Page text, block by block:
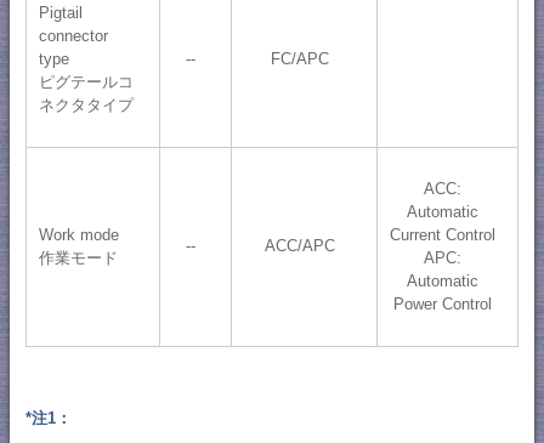
Pigtail
connector
type
ピグテールコ
ネクタタイプ
-- FC/APC
Work mode
作業モード
-- ACC/APC
ACC:
Automatic
Current Control
APC:
Automatic
Power Control
*注1：